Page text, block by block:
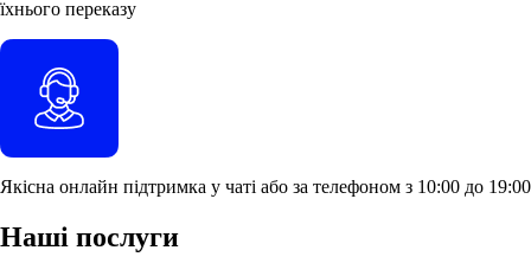
їхнього переказу
Якісна онлайн підтримка у чаті або за телефоном з 10:00 до 19:00
Наші послуги